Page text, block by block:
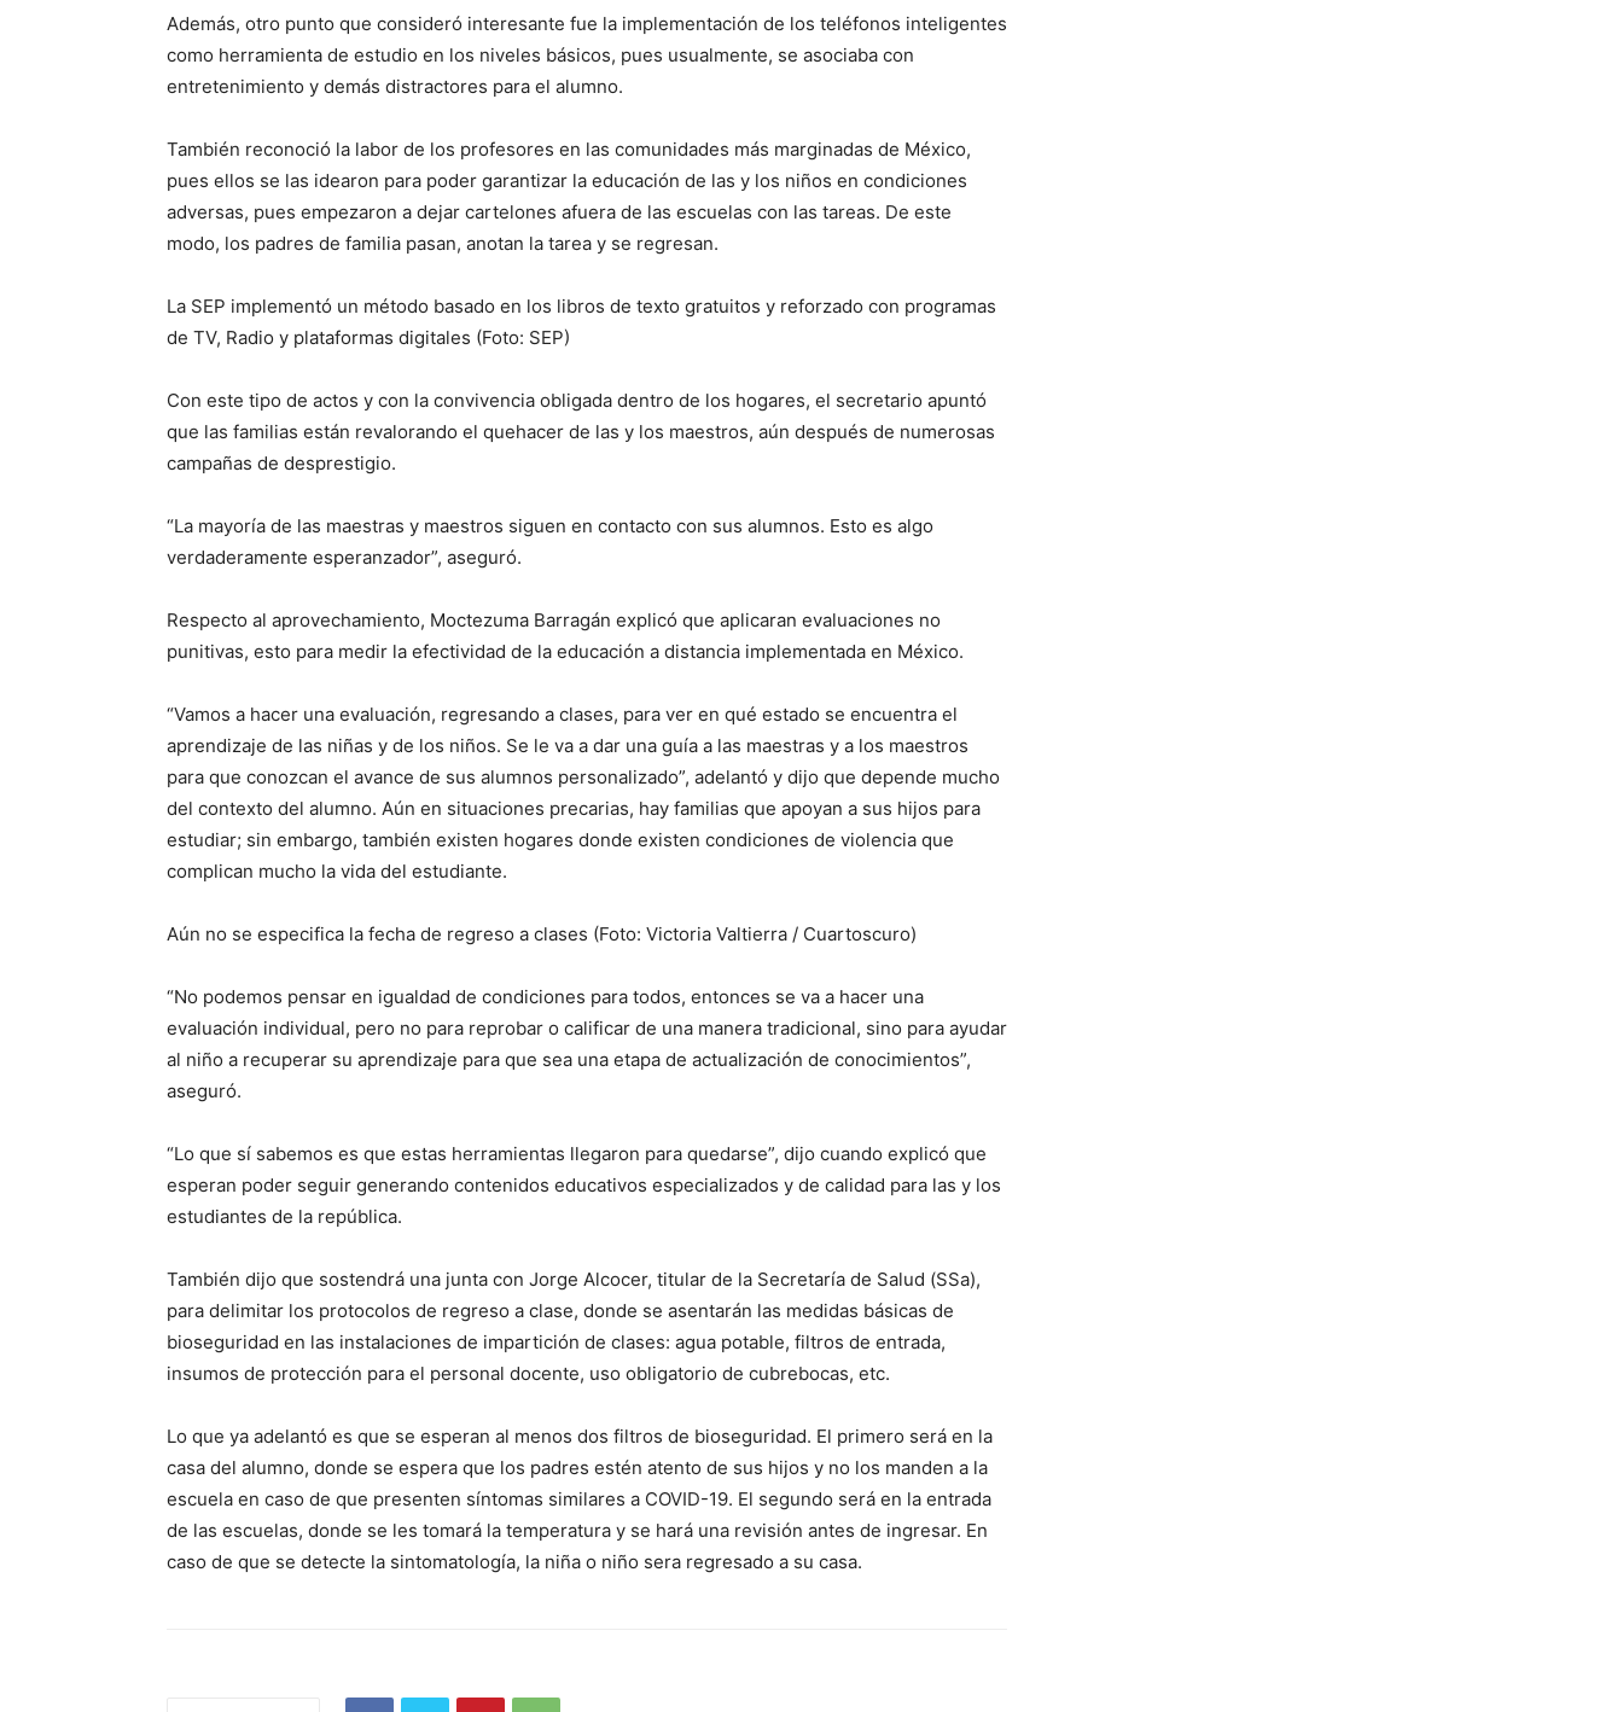
Además, otro punto que consideró interesante fue la implementación de los teléfonos inteligentes
como herramienta de estudio en los niveles básicos, pues usualmente, se asociaba con
entretenimiento y demás distractores para el alumno.
También reconoció la labor de los profesores en las comunidades más marginadas de México,
pues ellos se las idearon para poder garantizar la educación de las y los niños en condiciones
adversas, pues empezaron a dejar cartelones afuera de las escuelas con las tareas. De este
modo, los padres de familia pasan, anotan la tarea y se regresan.
La SEP implementó un método basado en los libros de texto gratuitos y reforzado con programas
de TV, Radio y plataformas digitales (Foto: SEP)
Con este tipo de actos y con la convivencia obligada dentro de los hogares, el secretario apuntó
que las familias están revalorando el quehacer de las y los maestros, aún después de numerosas
campañas de desprestigio.
“La mayoría de las maestras y maestros siguen en contacto con sus alumnos. Esto es algo
verdaderamente esperanzador”, aseguró.
Respecto al aprovechamiento, Moctezuma Barragán explicó que aplicaran evaluaciones no
punitivas, esto para medir la efectividad de la educación a distancia implementada en México.
“Vamos a hacer una evaluación, regresando a clases, para ver en qué estado se encuentra el
aprendizaje de las niñas y de los niños. Se le va a dar una guía a las maestras y a los maestros
para que conozcan el avance de sus alumnos personalizado”, adelantó y dijo que depende mucho
del contexto del alumno. Aún en situaciones precarias, hay familias que apoyan a sus hijos para
estudiar; sin embargo, también existen hogares donde existen condiciones de violencia que
complican mucho la vida del estudiante.
Aún no se especifica la fecha de regreso a clases (Foto: Victoria Valtierra / Cuartoscuro)
“No podemos pensar en igualdad de condiciones para todos, entonces se va a hacer una
evaluación individual, pero no para reprobar o calificar de una manera tradicional, sino para ayudar
al niño a recuperar su aprendizaje para que sea una etapa de actualización de conocimientos”,
aseguró.
“Lo que sí sabemos es que estas herramientas llegaron para quedarse”, dijo cuando explicó que
esperan poder seguir generando contenidos educativos especializados y de calidad para las y los
estudiantes de la república.
También dijo que sostendrá una junta con Jorge Alcocer, titular de la Secretaría de Salud (SSa),
para delimitar los protocolos de regreso a clase, donde se asentarán las medidas básicas de
bioseguridad en las instalaciones de impartición de clases: agua potable, filtros de entrada,
insumos de protección para el personal docente, uso obligatorio de cubrebocas, etc.
Lo que ya adelantó es que se esperan al menos dos filtros de bioseguridad. El primero será en la
casa del alumno, donde se espera que los padres estén atento de sus hijos y no los manden a la
escuela en caso de que presenten síntomas similares a COVID-19. El segundo será en la entrada
de las escuelas, donde se les tomará la temperatura y se hará una revisión antes de ingresar. En
caso de que se detecte la sintomatología, la niña o niño sera regresado a su casa.